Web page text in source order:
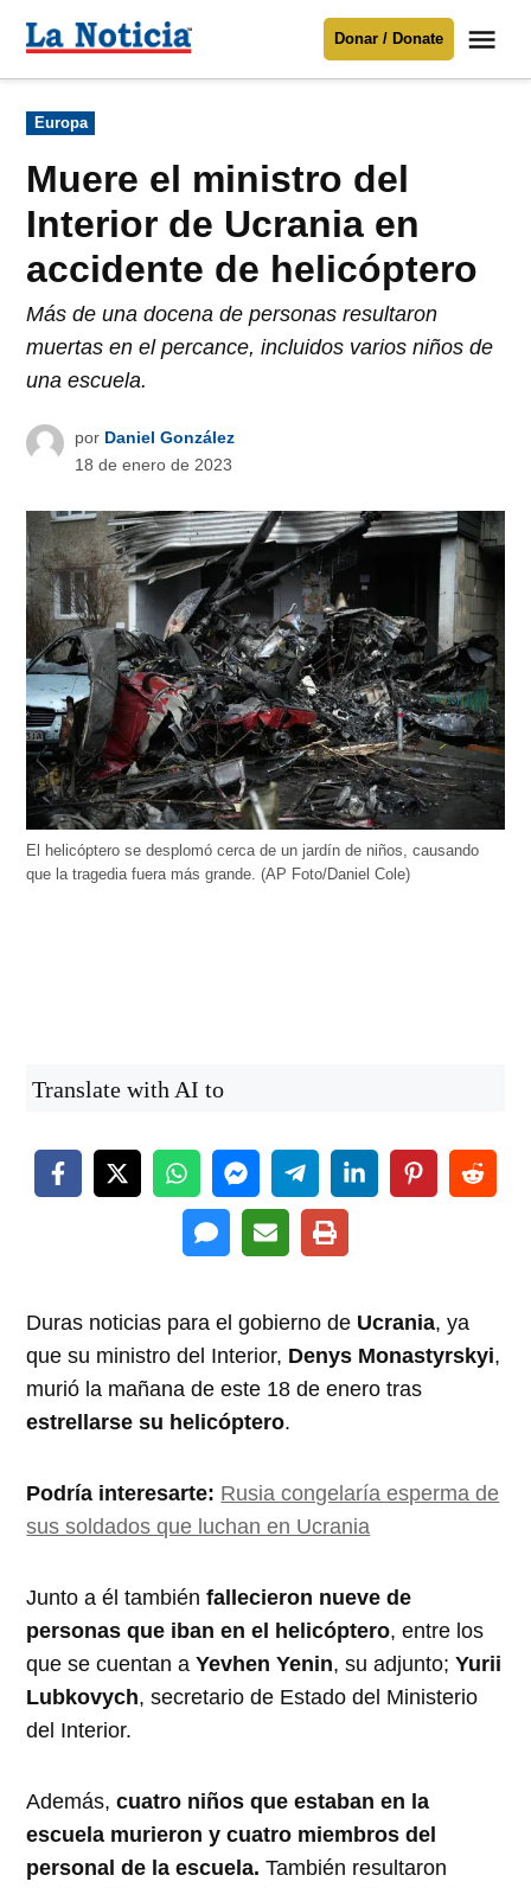
Para mantenerte informado necesitamos
Donar
contenido
Noticia
Donar / Donate
Publicado
en
Europa
Muere el ministro del
Interior de Ucrania en
accidente de helicóptero
Más de una docena de personas resultaron
muertas en el percance, incluidos varios niños de
una escuela.
por Daniel González
18 de enero de 2023
El helicóptero se desplomó cerca de un jardín de niños, causando
que la tragedia fuera más grande. (AP Foto/Daniel Cole)
Translate with AI to
Duras noticias para el gobierno de Ucrania, ya
que su ministro del Interior, Denys Monastyrskyi,
murió la mañana de este 18 de enero tras
estrellarse su helicóptero.
Podría interesarte: Rusia congelaría esperma de
sus soldados que luchan en Ucrania
Junto a él tambiénfallecieron nueve de
personas que iban en el helicóptero, entre los
que se cuentan aYevhen Yenin, su adjunto;Yurii
Lubkovych, secretario de Estado del Ministerio
del Interior.
Además,cuatro niños que estaban en la
escuela murieron y cuatro miembros del
personal de la escuela. También resultaron